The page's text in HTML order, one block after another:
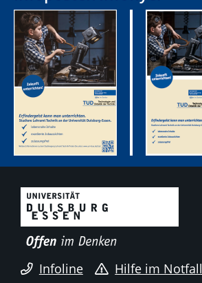
Infoline
Hilfe im Notfall